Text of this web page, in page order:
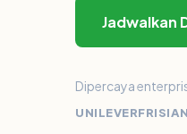
Jadwalkan
Dipercaya
UNILEVER